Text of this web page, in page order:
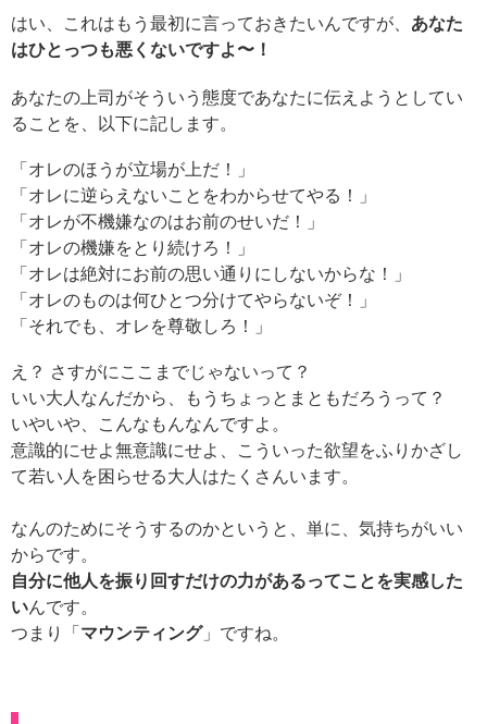
はい、これはもう最初に言っておきたいんですが、 あなた
はひとっつも悪くないですよ〜！
あなたの上司がそういう態度であなたに伝えようとしてい
ることを、以下に記します。
「オレのほうが立場が上だ！」
「オレに逆らえないことをわからせてやる！」
「オレが不機嫌なのはお前のせいだ！」
「オレの機嫌をとり続けろ！」
「オレは絶対にお前の思い通りにしないからな！」
「オレのものは何ひとつ分けてやらないぞ！」
「それでも、オレを尊敬しろ！」
え？ さすがにここまでじゃないって？
いい大人なんだから、もうちょっとまともだろうって？
いやいや、こんなもんなんですよ。
意識的にせよ無意識にせよ、こういった欲望をふりかざし
て若い人を困らせる大人はたくさんいます。
なんのためにそうするのかというと、単に、気持ちがいい
からです。
自分に他人を振り回すだけの力があるってことを実感した
いんです。
つまり「 マウンティング」ですね。